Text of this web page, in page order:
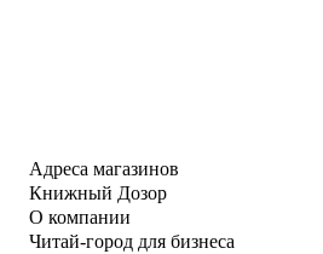
Адреса магазинов
Книжный Дозор
О компании
Читай-город для бизнеса